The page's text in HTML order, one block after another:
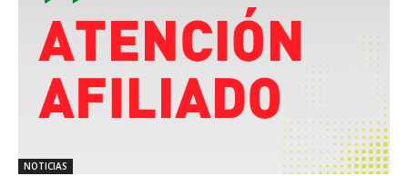
NOTICIAS